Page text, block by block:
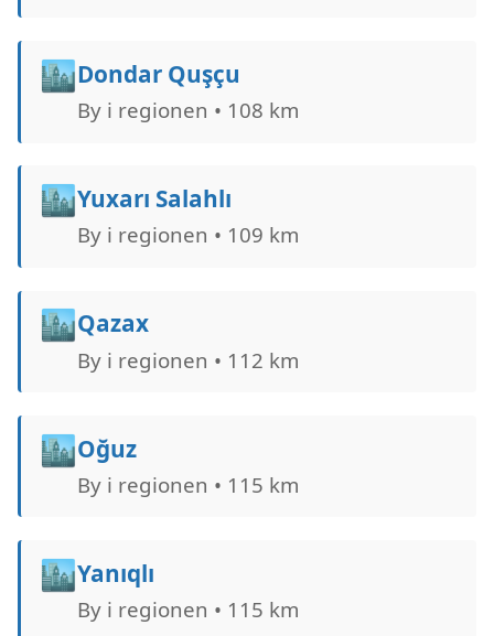
🏙️Dondar Quşçu
By i regionen • 108 km
🏙️Yuxarı Salahlı
By i regionen • 109 km
🏙️Qazax
By i regionen • 112 km
🏙️Oğuz
By i regionen • 115 km
🏙️Yanıqlı
By i regionen • 115 km